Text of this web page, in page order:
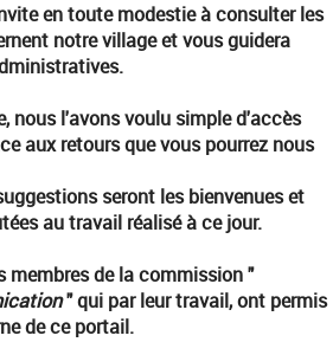
en toute modestie à consulter les
notre village et vous guidera
nous l'avons voulu simple d'accès
aux retours que vous pourrez nous
seront les bienvenues et
au travail réalisé à ce jour.
membres de la commission "
" qui par leur travail, ont permis
de ce portail.